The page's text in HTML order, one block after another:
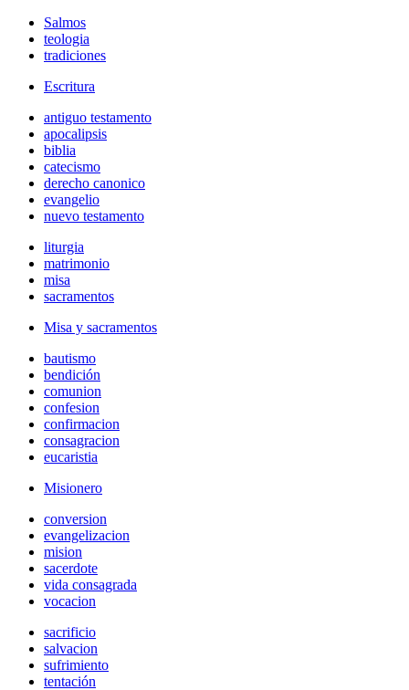
Salmos
teologia
tradiciones
Escritura
antiguo testamento
apocalipsis
biblia
catecismo
derecho canonico
evangelio
nuevo testamento
liturgia
matrimonio
misa
sacramentos
Misa y sacramentos
bautismo
bendición
comunion
confesion
confirmacion
consagracion
eucaristia
Misionero
conversion
evangelizacion
mision
sacerdote
vida consagrada
vocacion
sacrificio
salvacion
sufrimiento
tentación